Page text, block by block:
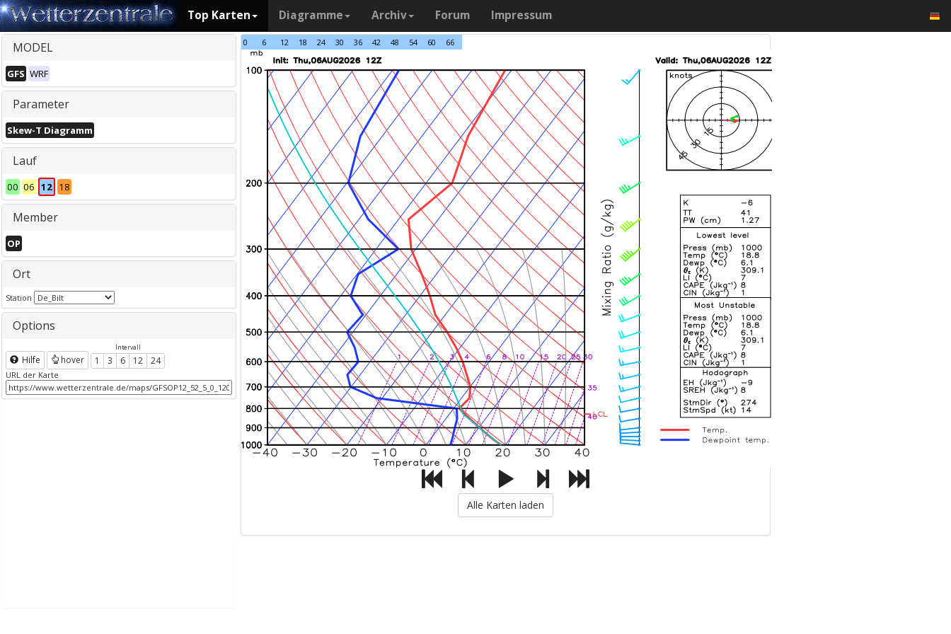
Top Karten Diagramme Archiv Forum Impressum
MODEL
GFS WRF
Parameter
Skew-T Diagramm
Lauf
00 06 12 18
Member
OP
Ort
Station
Options
Hilfe hover
Intervall
1 3 6 12 24
URL der Karte
0 6 12 18 24 30 36 42 48 54 60 66
Alle Karten laden